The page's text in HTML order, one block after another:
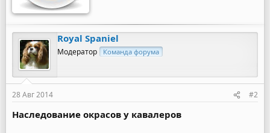
Royal Spaniel
Модератор Команда форума
28 Авг 2014 #2
Наследование окрасов у кавалеров